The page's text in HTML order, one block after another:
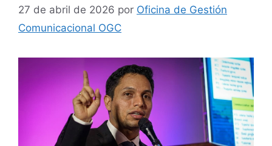
27 de abril de 2026 por Oficina de Gestión
Comunicacional OGC